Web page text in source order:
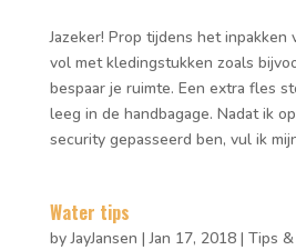
Jazeker! Prop tijdens het
vol met kledingstukken zoals
bespaar je ruimte. Een extra fles
leeg in de handbagage. Nadat ik
security gepasseerd ben, vul ik
Water tips
byJayJansen |Jan 17, 2018| Tips